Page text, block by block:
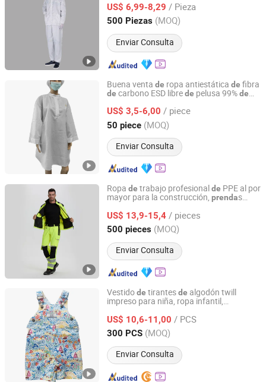
US$ 6,99-8,29 / Pieza
500 Piezas (MOQ)
Enviar Consulta
Jiangsu, China Desde 2023
Buena venta de ropa antiestática de fibra
de carbono ESD librede pelusa 99%de
limpia
US$ 3,5-6,00 / piece
50 piece (MOQ)
Enviar Consulta
Suzhou Quanjuda Purification Technology Co., Ltd
Jiangsu, China Desde 2016
Ropa de trabajo profesionalde PPE al por
mayor para la construcción, prendas
seguridad para la construcción
US$ 13,9-15,4 / pieces
500 pieces (MOQ)
Enviar Consulta
Xinxiang Xinke Protective Technology Co.,Ltd.
Henan, China Desde 2024
Vestidode tirantesde algodón twill
impreso para niña, ropa infantil,
US$ 10,6-11,00 / PCS
300 PCS (MOQ)
Enviar Consulta
NINGBO RELAN IMP. & EXP. CO., LTD.
Zhejiang, China Desde 2020